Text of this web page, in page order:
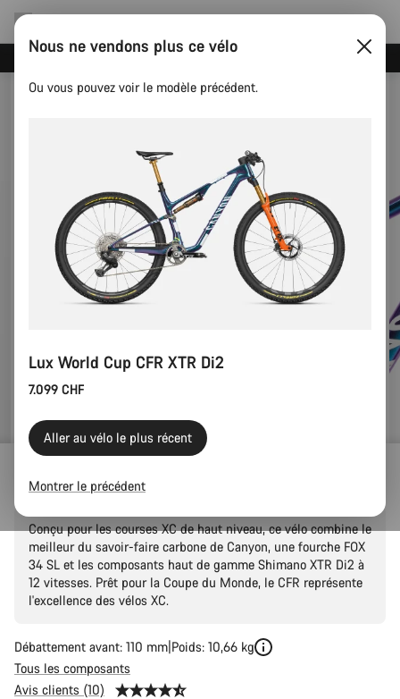
Événements Canyon
Lux World Cup CFR Di2
Conçu pour les courses XC de haut niveau, ce vélo combine le
meilleur du savoir-faire carbone de Canyon, une fourche FOX
34 SL et les composants haut de gamme Shimano XTR Di2 à
12 vitesses. Prêt pour la Coupe du Monde, le CFR représente
l'excellence des vélos XC.
Débattement avant: 110 mm Poids: 10,66 kg
Tous les composants
Avis clients (10)
Nous ne vendons plus ce vélo
Ou vous pouvez voir le modèle précédent.
Lux World Cup CFR XTR Di2
7.099 CHF
Aller au vélo le plus récent
Montrer le précédent